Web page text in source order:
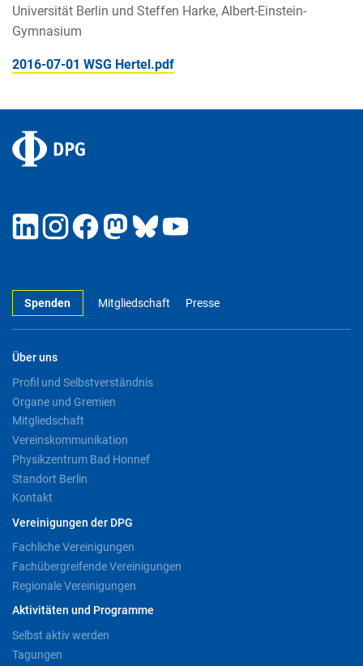
Universität Berlin und Steffen Harke, Albert-Einstein-
Gymnasium
2016-07-01 WSG Hertel.pdf
Spenden Mitgliedschaft Presse
Über uns
Profil und Selbstverständnis
Organe und Gremien
Mitgliedschaft
Vereinskommunikation
Physikzentrum Bad Honnef
Standort Berlin
Kontakt
Vereinigungen der DPG
Fachliche Vereinigungen
Fachübergreifende Vereinigungen
Regionale Vereinigungen
Aktivitäten und Programme
Selbst aktiv werden
Tagungen